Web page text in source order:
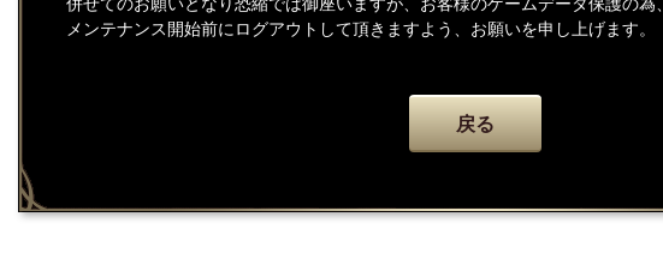
メンテナンス開始前にログアウトして頂きますよう、お願いを申し上げます。
戻る